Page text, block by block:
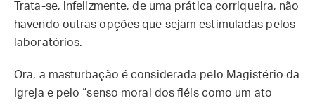
Trata-se, infelizmente, de uma prática corriqueira, não
havendo outras opções que sejam estimuladas pelos
laboratórios.
Ora, a masturbação é considerada pelo Magistério da
Igreja e pelo “senso moral dos fiéis como um ato